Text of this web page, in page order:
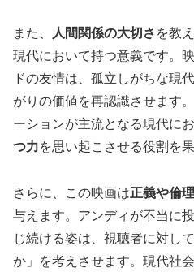
また、 人間関係の大切さ を教
現代において持つ意義です。
ドの友情は、孤立しがちな現
がりの価値を再認識させます
ーションが主流となる現代にお
つ力を思い起こさせる役割を
さらに、この映画は正義や倫
与えます。アンディが不当に
じ続ける姿は、視聴者に対し
か」を考えさせます。現代社